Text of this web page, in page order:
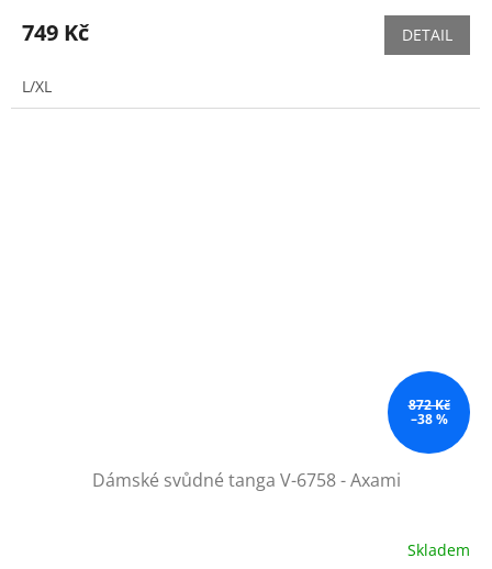
749 Kč DETAIL
L/XL
872 Kč
–38 %
Dámské svůdné tanga V-6758 - Axami
Skladem